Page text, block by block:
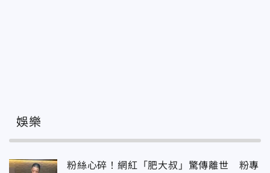
娛樂
粉絲心碎！網紅「肥大叔」驚傳離世 粉專